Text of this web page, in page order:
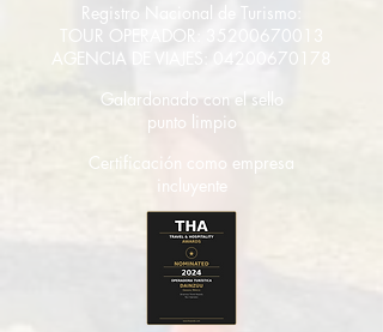
Registro Nacional de Turismo:
TOUR OPERADOR:
35200670013
AGENCIA DE VIAJES:
04200670178
Galardonado con el sello
punto limpio
Certificación como empresa
incluyente